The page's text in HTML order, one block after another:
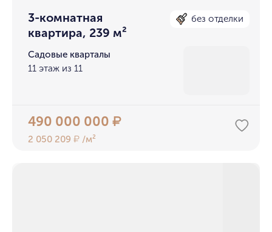
3-комнатная
квартира, 239 м²
без отделки
Садовые кварталы
11 этаж из 11
490 000 000₽
2 050 209₽ /м²